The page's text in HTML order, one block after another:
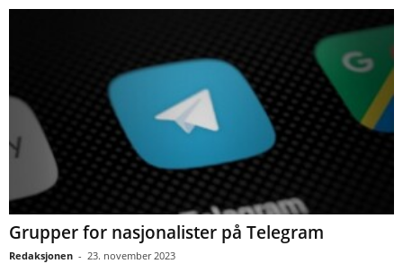
Grupper for nasjonalister på Telegram
Redaksjonen - 23. november 2023